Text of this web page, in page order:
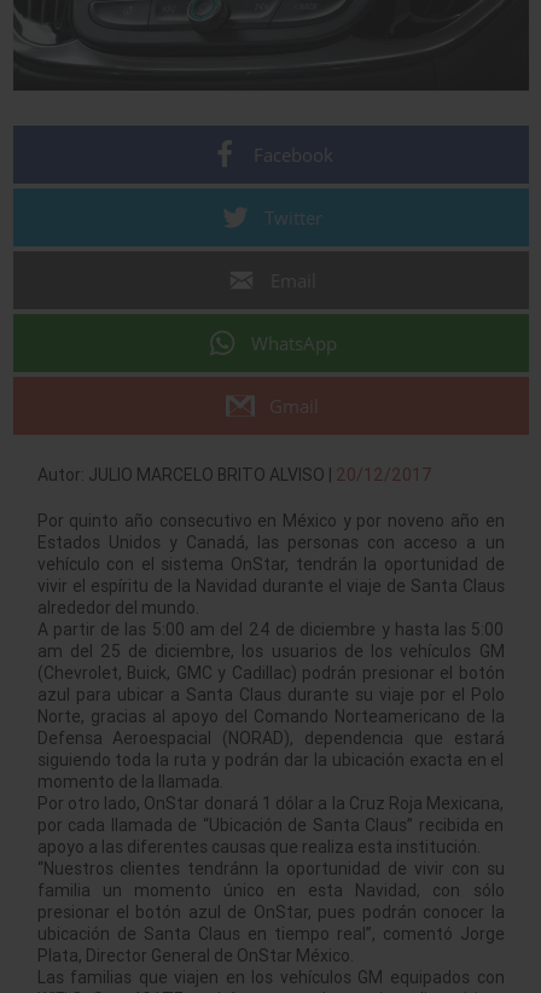
Facebook
Twitter
WhatsApp
Gmail
Autor: JULIO MARCELO BRITO ALVISO | 20/12/2017
Por quinto año consecutivo en México y por noveno año en
Estados Unidos y Canadá, las personas con acceso a un
vehículo con el sistema OnStar, tendrán la oportunidad de
vivir el espíritu de la Navidad durante el viaje de Santa Claus
alrededor del mundo.
A partir de las 5:00 am del 24 de diciembre y hasta las 5:00
am del 25 de diciembre, los usuarios de los vehículos GM
(Chevrolet, Buick, GMC y Cadillac) podrán presionar el botón
azul para ubicar a Santa Claus durante su viaje por el Polo
Norte, gracias al apoyo del Comando Norteamericano de la
Defensa Aeroespacial (NORAD), dependencia que estará
siguiendo toda la ruta y podrán dar la ubicación exacta en el
momento de la llamada.
Por otro lado, OnStar donará 1 dólar a la Cruz Roja Mexicana,
por cada llamada de “Ubicación de Santa Claus” recibida en
apoyo a las diferentes causas que realiza esta institución.
“Nuestros clientes tendránn la oportunidad de vivir con su
familia un momento único en esta Navidad, con sólo
presionar el botón azul de OnStar, pues podrán conocer la
ubicación de Santa Claus en tiempo real”, comentó Jorge
Plata, Director General de OnStar México.
Las familias que viajen en los vehículos GM equipados con